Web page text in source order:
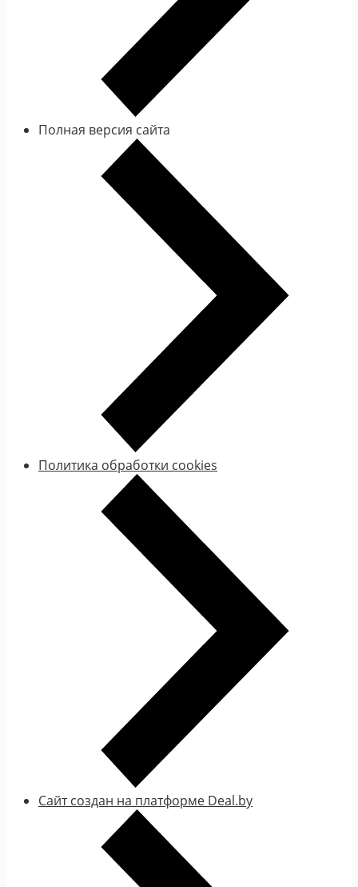
Полная версия сайта
Политика обработки cookies
Сайт создан на платформе Deal.by